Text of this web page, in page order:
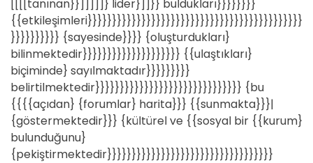
[[[[tanınan}}]]]]]} lider}]]}} buldukları}}}}}}}}
{{etkileşimleri}}}}}}}}}}}}}}}}}}}}}}}}}}}}}}}}}}}}}}}}}}}}
}}}}}}}}}} {sayesinde}}}} {oluşturdukları}
bilinmektedir}}}}}}}}}}}}}}}}}}}} {{ulaştıkları}
biçiminde} sayılmaktadır}}}}}}}}}
belirtilmektedir}}}}}}}}}}}}}}}}}}}}}}}}}}}}}} {bu
{{{{açıdan} {forumlar} harita}}} {{sunmakta}}}|
{göstermektedir}}} {kültürel ve {{sosyal bir {{kurum}
bulunduğunu}
{pekiştirmektedir}}}}}}}}}}}}}}}}}}}}}}}}}}}}}}}}}}